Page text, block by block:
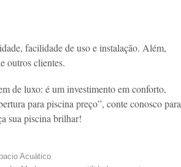
facilidade de uso e instalação. Além,
outros clientes.
de luxo: é um investimento em conforto,
para piscina preço”, conte conosco para
sua piscina brilhar!
Acuático